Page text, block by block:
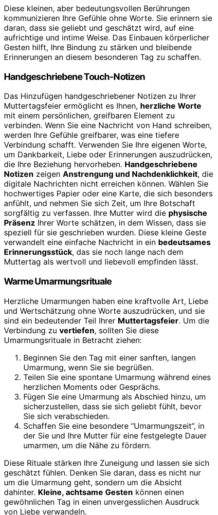
Diese kleinen, aber bedeutungsvollen Berührungen
kommunizieren Ihre Gefühle ohne Worte. Sie erinnern sie
daran, dass sie geliebt und geschätzt wird, auf eine
aufrichtige und intime Weise. Das Einbauen körperlicher
Gesten hilft, Ihre Bindung zu stärken und bleibende
Erinnerungen an diesem besonderen Tag zu schaffen.
Handgeschriebene Touch-Notizen
Das Hinzufügen handgeschriebener Notizen zu Ihrer
Muttertagsfeier ermöglicht es Ihnen, herzliche Worte
mit einem persönlichen, greifbaren Element zu
verbinden. Wenn Sie eine Nachricht von Hand schreiben,
werden Ihre Gefühle greifbarer, was eine tiefere
Verbindung schafft. Verwenden Sie Ihre eigenen Worte,
um Dankbarkeit, Liebe oder Erinnerungen auszudrücken,
die Ihre Beziehung hervorheben. Handgeschriebene
Notizen zeigen Anstrengung und Nachdenklichkeit, die
digitale Nachrichten nicht erreichen können. Wählen Sie
hochwertiges Papier oder eine Karte, die sich besonders
anfühlt, und nehmen Sie sich Zeit, um Ihre Botschaft
sorgfältig zu verfassen. Ihre Mutter wird die physische
Präsenz Ihrer Worte schätzen, in dem Wissen, dass sie
speziell für sie geschrieben wurden. Diese kleine Geste
verwandelt eine einfache Nachricht in ein bedeutsames
Erinnerungsstück, das sie noch lange nach dem
Muttertag als wertvoll und liebevoll empfinden lässt.
Warme Umarmungsrituale
Herzliche Umarmungen haben eine kraftvolle Art, Liebe
und Wertschätzung ohne Worte auszudrücken, und sie
sind ein bedeutender Teil Ihrer Muttertagsfeier. Um die
Verbindung zu vertiefen, sollten Sie diese
Umarmungsrituale in Betracht ziehen:
Beginnen Sie den Tag mit einer sanften, langen
Umarmung, wenn Sie sie begrüßen.
Teilen Sie eine spontane Umarmung während eines
herzlichen Moments oder Gesprächs.
Fügen Sie eine Umarmung als Abschied hinzu, um
sicherzustellen, dass sie sich geliebt fühlt, bevor
Sie sich verabschieden.
Schaffen Sie eine besondere “Umarmungszeit”, in
der Sie und Ihre Mutter für eine festgelegte Dauer
umarmen, um die Nähe zu fördern.
Diese Rituale stärken Ihre Zuneigung und lassen sie sich
geschätzt fühlen. Denken Sie daran, dass es nicht nur
um die Umarmung geht, sondern um die Absicht
dahinter. Kleine, achtsame Gesten können einen
gewöhnlichen Tag in einen unvergesslichen Ausdruck
von Liebe verwandeln.